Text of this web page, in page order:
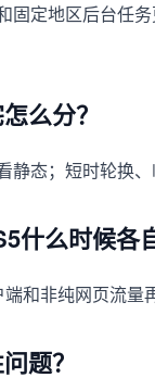
固定地区后台任
么分？
静态；短时轮换
什么时候各
和非纯网页流量
题？